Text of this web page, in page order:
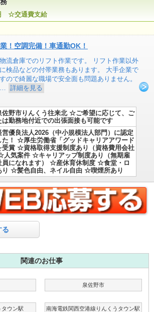
☆交通費支給
！空調完備！車通勤OK！
物流倉庫でのリフト作業です。 リフト作業以外
に検品などの付帯業務もあります。 大手企業で
すので綺麗な職場で安全面も問題ありません。
…
詳細を見る
佐野市りんくう往来北 ☆ご希望に応じて、ご
は勤務地付近での出張面接も可能です
優良法人2026（中小規模法人部門）に認定
た！ ☆厚生労働省「グッドキャリアアワード
受賞 ☆資格取得支援制度あり（資格費用会社
人気案件 ☆キャリアップ制度あり（無期雇
員になれます） ☆産休育休制度 ☆食堂・ロ
り ☆髪色自由、ネイル自由 ☆喫煙所あり
る
関連のお仕事
泉佐野市
ウン駅
南海電鉄関西空港線りんくうタウン駅